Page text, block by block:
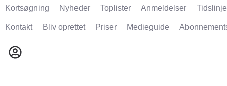
Kortsøgning Nyheder Toplister Anmeldelser Tidslinje
Kontakt Bliv oprettet Priser Medieguide